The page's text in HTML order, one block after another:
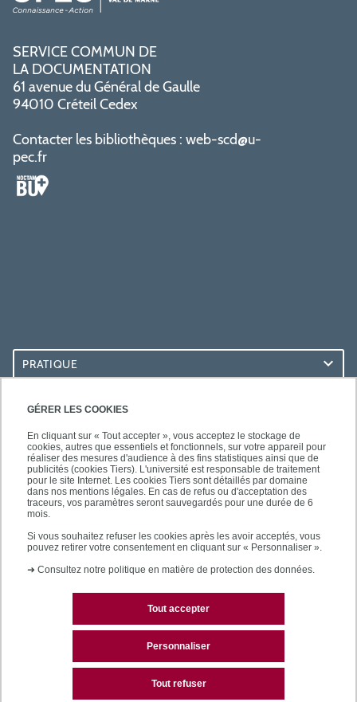
GÉRER LES COOKIES
En cliquant sur « Tout accepter », vous acceptez le stockage de
cookies, autres que essentiels et fonctionnels, sur votre appareil pour
réaliser des mesures d'audience à des fins statistiques ainsi que de
publicités (cookies Tiers). L'université est responsable de traitement
pour le site Internet. Les cookies Tiers sont détaillés par domaine
dans nos mentions légales. En cas de refus ou d'acceptation des
traceurs, vos paramètres seront sauvegardés pour une durée de 6
mois.
Si vous souhaitez refuser les cookies après les avoir acceptés, vous
pouvez retirer votre consentement en cliquant sur « Personnaliser ».
➜ Consultez notre politique en matière de protection des données.
Tout accepter
Tout refuser
Personnaliser
SERVICE COMMUN DE
LA DOCUMENTATION
61 avenue du Général de Gaulle
94010 Créteil Cedex
Contacter les bibliothèques : web-scd@u-
pec.fr
PRATIQUE
ACCÈS RAPIDES
LES BU SUR...
Mentions légales
Contactez les bibliothèques